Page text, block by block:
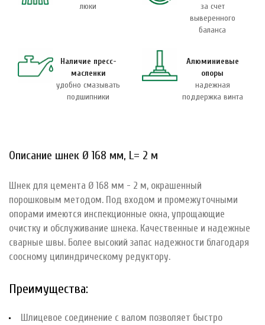
люки
за счет
выверенного
баланса
Наличие пресс-
масленки
удобно смазывать
подшипники
Алюминиевые
опоры
надежная
поддержка винта
Описание шнек Ø 168 мм, L= 2 м
Шнек для цемента Ø 168 мм - 2 м, окрашенный
порошковым методом. Под входом и промежуточными
опорами имеются инспекционные окна, упрощающие
очистку и обслуживание шнека. Качественные и надежные
сварные швы. Более высокий запас надежности благодаря
соосному цилиндрическому редуктору.
Преимущества:
Шлицевое соединение с валом позволяет быстро